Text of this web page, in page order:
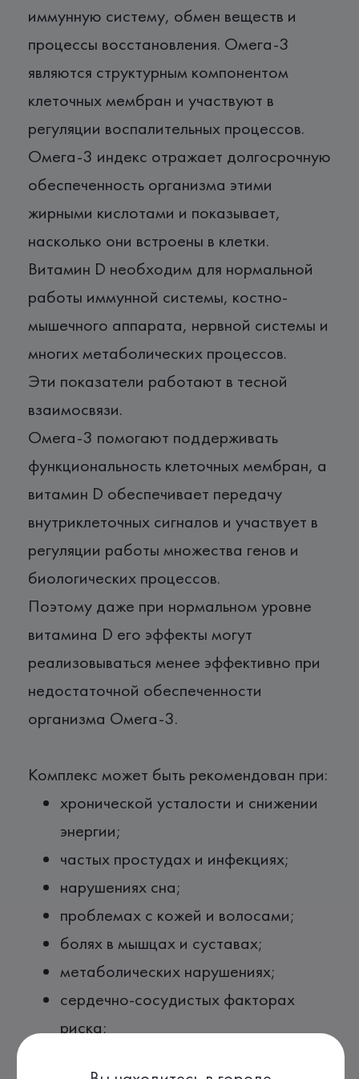
иммунную систему, обмен веществ и
процессы восстановления. Омега-3
являются структурным компонентом
клеточных мембран и участвуют в
регуляции воспалительных процессов.
Омега-3 индекс отражает долгосрочную
обеспеченность организма этими
жирными кислотами и показывает,
насколько они встроены в клетки.
Витамин D необходим для нормальной
работы иммунной системы, костно-
мышечного аппарата, нервной системы и
многих метаболических процессов.
Эти показатели работают в тесной
взаимосвязи.
Омега-3 помогают поддерживать
функциональность клеточных мембран, а
витамин D обеспечивает передачу
внутриклеточных сигналов и участвует в
регуляции работы множества генов и
биологических процессов.
Поэтому даже при нормальном уровне
витамина D его эффекты могут
реализовываться менее эффективно при
недостаточной обеспеченности
организма Омега-3.
Комплекс может быть рекомендован при:
хронической усталости и снижении
энергии;
частых простудах и инфекциях;
нарушениях сна;
проблемах с кожей и волосами;
болях в мышцах и суставах;
метаболических нарушениях;
сердечно-сосудистых факторах
риска;